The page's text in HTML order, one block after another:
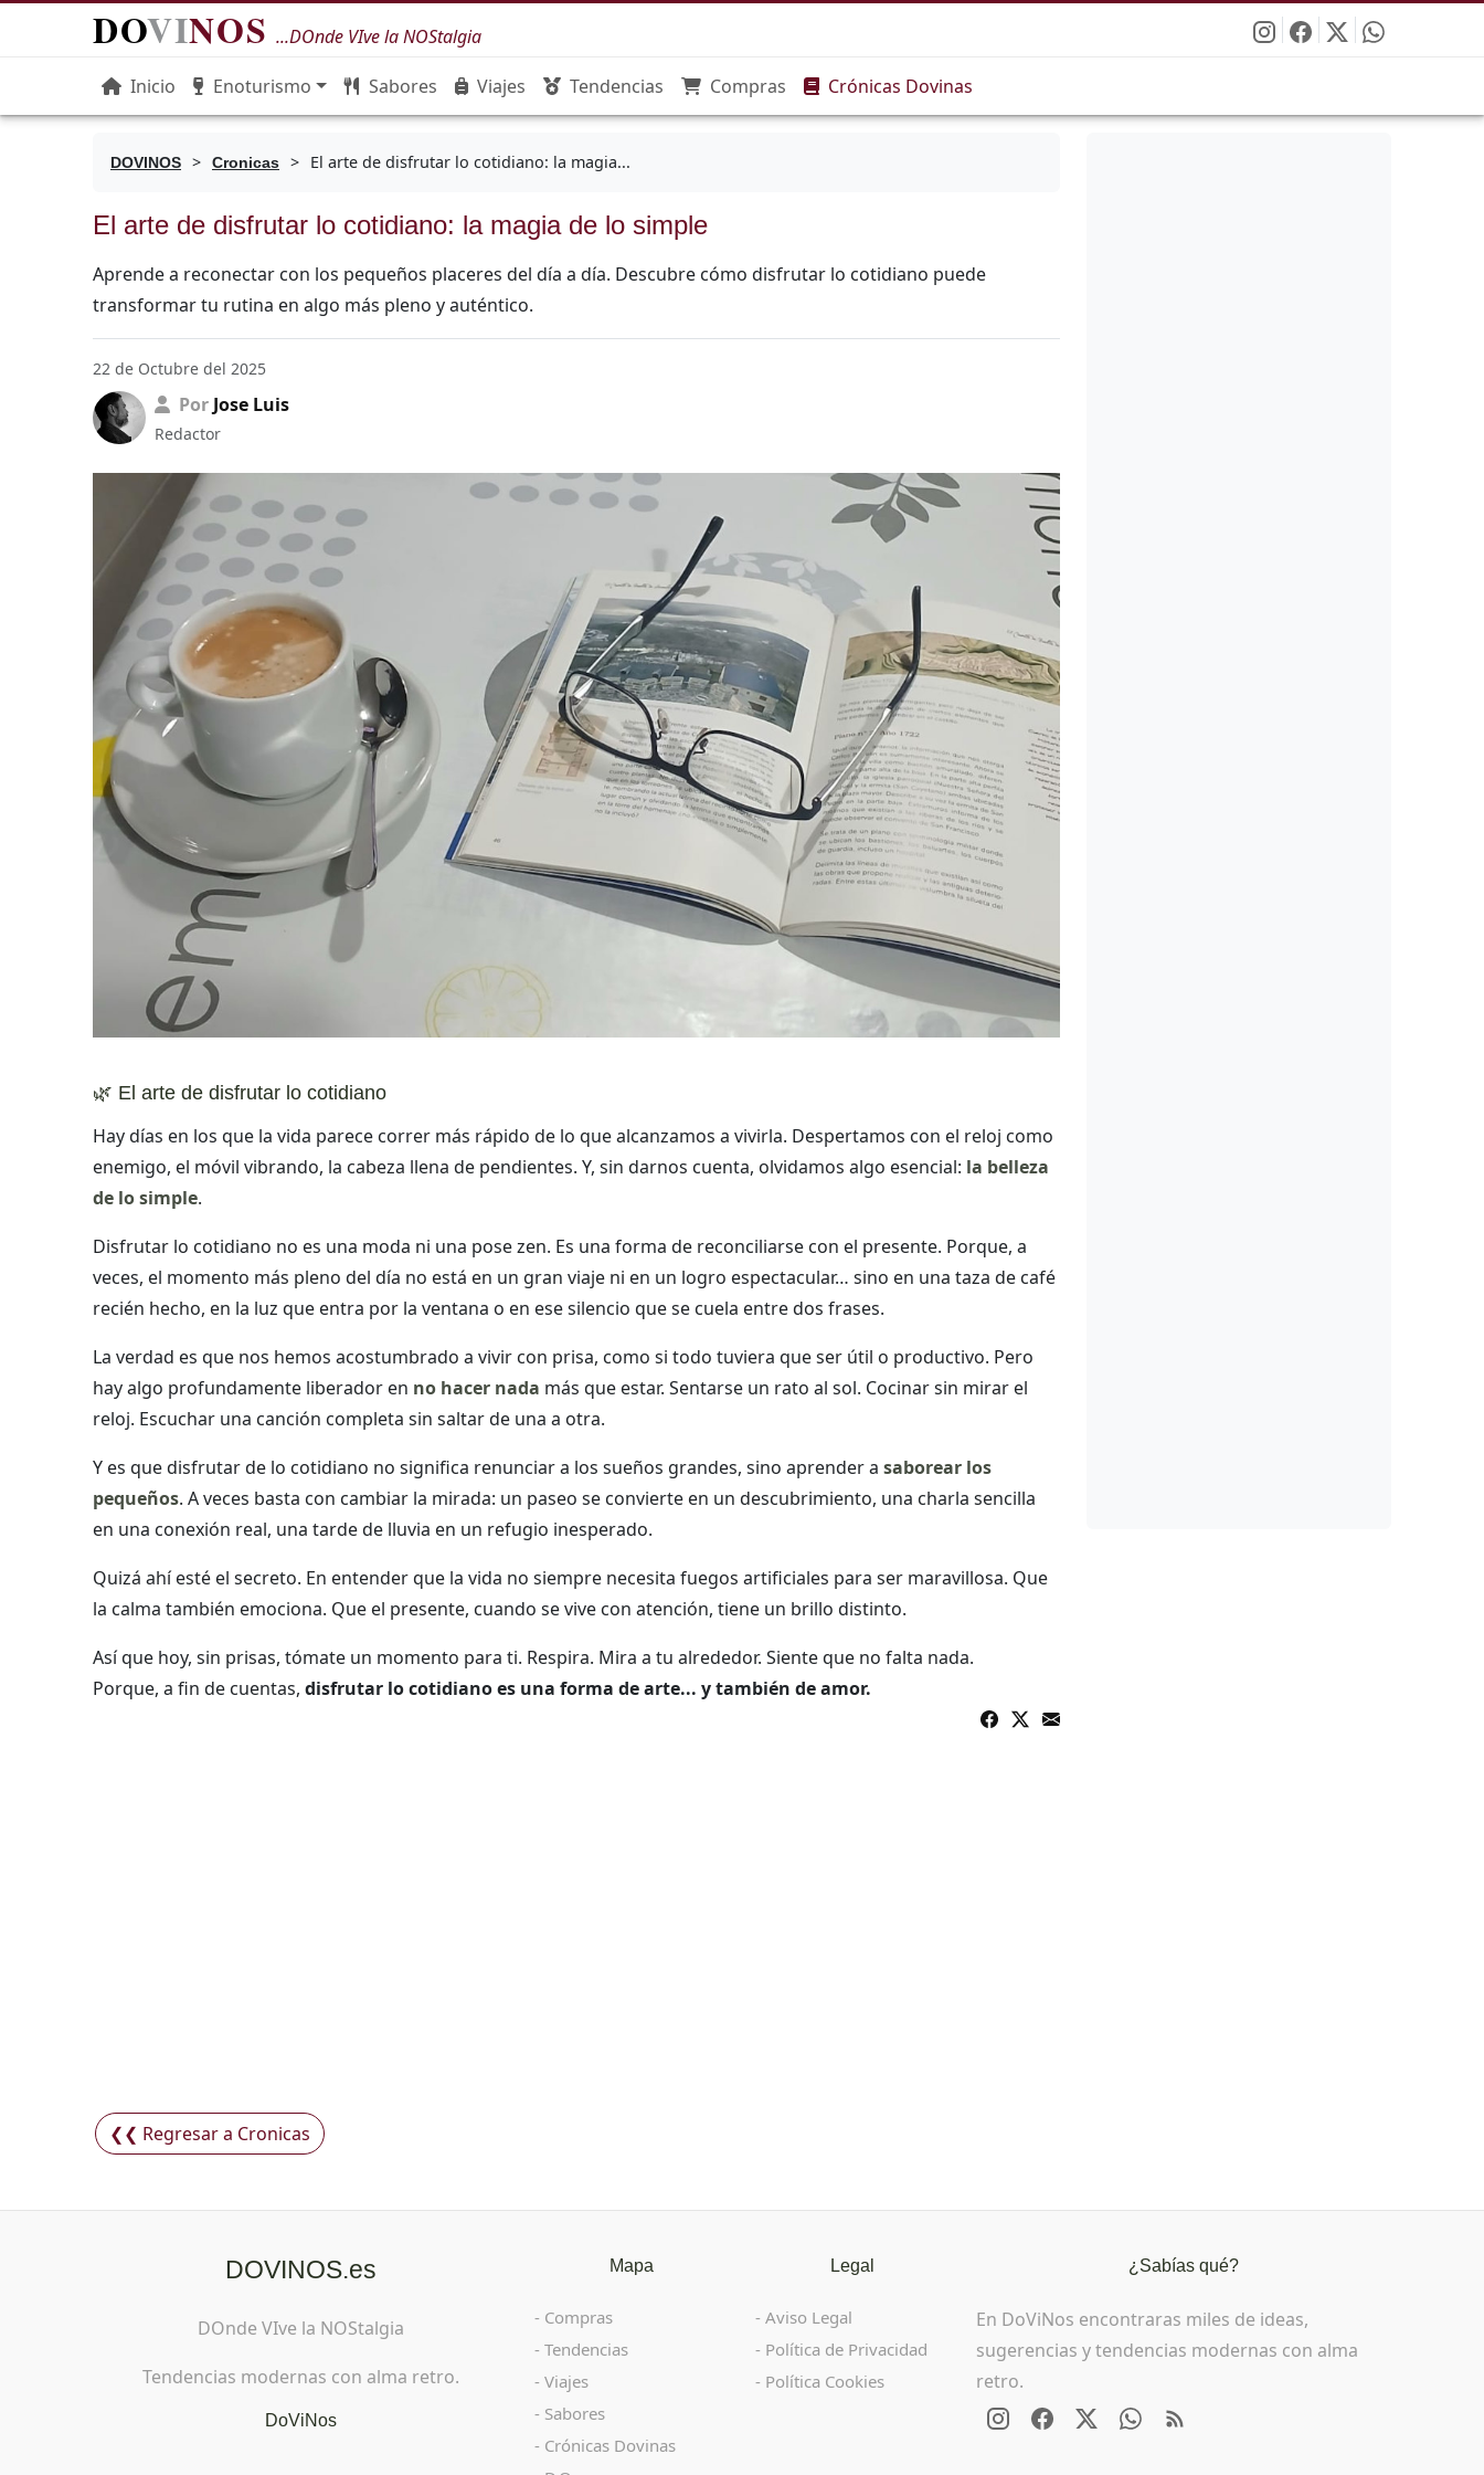
DOVINOS ...DOnde VIve la NOStalgia
Inicio Enoturismo Sabores Viajes Tendencias Compras Crónicas Dovinas
DOVINOS > Cronicas > El arte de disfrutar lo cotidiano: la magia...
El arte de disfrutar lo cotidiano: la magia de lo simple
Aprende a reconectar con los pequeños placeres del día a día. Descubre cómo disfrutar lo cotidiano puede
transformar tu rutina en algo más pleno y auténtico.
22 de Octubre del 2025
Por Jose Luis
Redactor
🌿 El arte de disfrutar lo cotidiano
Hay días en los que la vida parece correr más rápido de lo que alcanzamos a vivirla. Despertamos con el reloj como
enemigo, el móvil vibrando, la cabeza llena de pendientes. Y, sin darnos cuenta, olvidamos algo esencial: la belleza
de lo simple.
Disfrutar lo cotidiano no es una moda ni una pose zen. Es una forma de reconciliarse con el presente. Porque, a
veces, el momento más pleno del día no está en un gran viaje ni en un logro espectacular… sino en una taza de café
recién hecho, en la luz que entra por la ventana o en ese silencio que se cuela entre dos frases.
La verdad es que nos hemos acostumbrado a vivir con prisa, como si todo tuviera que ser útil o productivo. Pero
hay algo profundamente liberador en no hacer nada más que estar. Sentarse un rato al sol. Cocinar sin mirar el
reloj. Escuchar una canción completa sin saltar de una a otra.
Y es que disfrutar de lo cotidiano no significa renunciar a los sueños grandes, sino aprender a saborear los
pequeños. A veces basta con cambiar la mirada: un paseo se convierte en un descubrimiento, una charla sencilla
en una conexión real, una tarde de lluvia en un refugio inesperado.
Quizá ahí esté el secreto. En entender que la vida no siempre necesita fuegos artificiales para ser maravillosa. Que
la calma también emociona. Que el presente, cuando se vive con atención, tiene un brillo distinto.
Así que hoy, sin prisas, tómate un momento para ti. Respira. Mira a tu alrededor. Siente que no falta nada.
Porque, a fin de cuentas, disfrutar lo cotidiano es una forma de arte... y también de amor.
❮❮ Regresar a Cronicas
DOVINOS.es
DOnde VIve la NOStalgia
Tendencias modernas con alma retro.
DoViNos
Mapa
Compras
Tendencias
Viajes
Sabores
Crónicas Dovinas
Legal
Aviso Legal
Política de Privacidad
Política Cookies
¿Sabías qué?
En DoViNos encontraras miles de ideas,
sugerencias y tendencias modernas con alma
retro.